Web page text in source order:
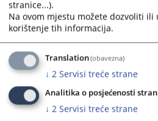
izazovima u provođenju kaznenog
stavljen je na potrebu jačanja saradnje
unapređenja koncentracije glavnih
Predsjednik VSTV-a BiH Sanin
dosljedne primjene procesne
Smjernicama za postupanje u
listama za pretpretresno ročište, koje
stranice...).
Na ovom mjestu možete dozvoliti ili
korištenje tih informacija.
Translation(obavezna)
↓ 2 Servisi treće strane
Analitika o posjećenosti
↓ 2 Servisi treće strane